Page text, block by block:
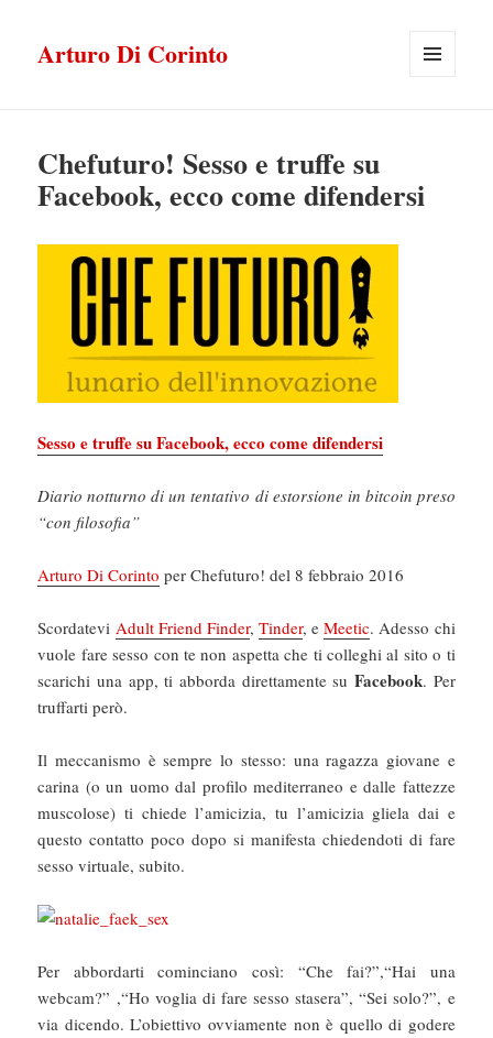
Arturo Di Corinto
Chefuturo! Sesso e truffe su
Facebook, ecco come difendersi
Sesso e truffe su Facebook, ecco come difendersi
Diario notturno di un tentativo di estorsione in bitcoin preso
“con filosofia”
Arturo Di Corinto per Chefuturo! del 8 febbraio 2016
Scordatevi Adult Friend Finder,Tinder, eMeetic. Adesso chi
vuole fare sesso con te non aspetta che ti colleghi al sito o ti
scarichi una app, ti abborda direttamente su Facebook. Per
truffarti però.
Il meccanismo è sempre lo stesso: una ragazza giovane e
carina (o un uomo dal profilo mediterraneo e dalle fattezze
muscolose) ti chiede l’amicizia, tu l’amicizia gliela dai e
questo contatto poco dopo si manifesta chiedendoti di fare
sesso virtuale, subito.
Per abbordarti cominciano così: “Che fai?”,“Hai una
webcam?” ,“Ho voglia di fare sesso stasera”, “Sei solo?”, e
via dicendo. L’obiettivo ovviamente non è quello di godere